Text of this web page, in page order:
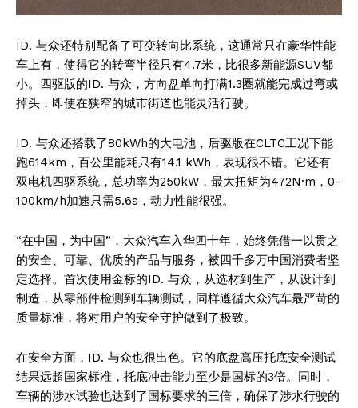
News Week
ID. 与众还特别配备了可变转向比系统，这通常只在豪华性能
车上有，使得它的转弯半径只有4.7米，比很多新能源SUV都
小。四驱版的ID. 与众，方向盘单向打满1.3圈就能完成过弯或
掉头，即使在狭窄的城市街道也能灵活行驶。
ID. 与众还搭载了80kWh的大电池，后驱版在CLTC工况下能
跑614km，百公里能耗只有14.1 kWh，表现很不错。它还有
双电机四驱系统，总功率为250kW，最大扭矩为472N·m，0-
100km/h加速只需5.6s，动力性能很强。
“在中国，为中国”，大众汽车入华四十年，始终凭借一以贯之
的安全、可靠、优质的产品与服务，被四千多万中国消费者坚
定选择。首次使用金标的ID. 与众，从选材到生产，从设计到
制造，从零部件检测到车辆测试，同样遵循大众汽车最严苛的
质量标准，将对用户的安全守护做到了极致。
在安全方面，ID. 与众也很出色。它的底盘高压托底安全测试
结果远超国家标准，托底冲击能力至少是国标的3倍。同时，
车辆的涉水试验也达到了国标要求的三倍，确保了涉水行驶的